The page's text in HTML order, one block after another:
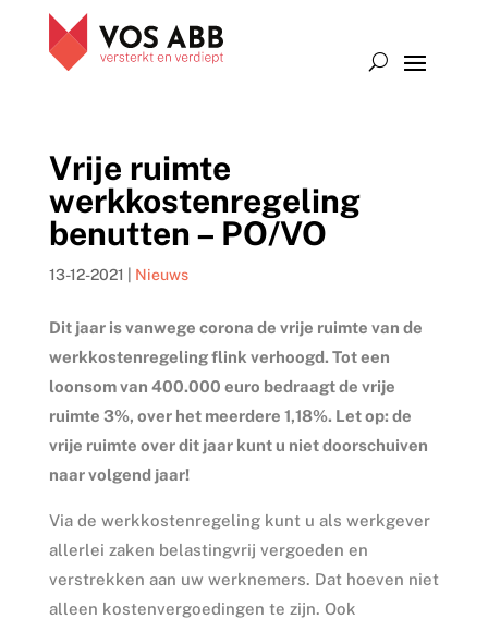
Vrije ruimte
werkkostenregeling
benutten – PO/VO
13-12-2021 Nieuws
Dit jaar is vanwege corona de vrije ruimte van de
werkkostenregeling flink verhoogd. Tot een
loonsom van 400.000 euro bedraagt de vrije
ruimte 3%, over het meerdere 1,18%. Let op: de
vrije ruimte over dit jaar kunt u niet doorschuiven
naar volgend jaar!
Via de werkkostenregeling kunt u als werkgever
allerlei zaken belastingvrij vergoeden en
verstrekken aan uw werknemers. Dat hoeven niet
alleen kostenvergoedingen te zijn. Ook